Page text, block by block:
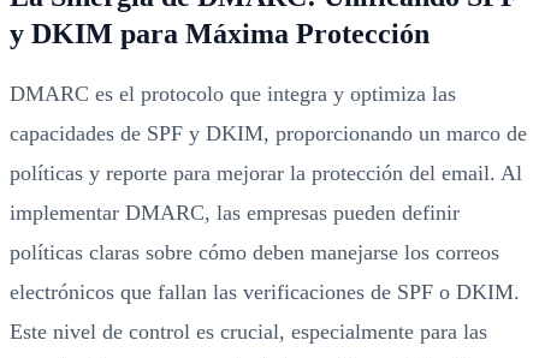
y DKIM para Máxima Protección
DMARC es el protocolo que integra y optimiza las
capacidades de SPF y DKIM, proporcionando un marco de
políticas y reporte para mejorar la protección del email. Al
implementar DMARC, las empresas pueden definir
políticas claras sobre cómo deben manejarse los correos
electrónicos que fallan las verificaciones de SPF o DKIM.
Este nivel de control es crucial, especialmente para las